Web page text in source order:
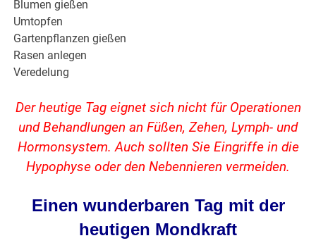
Blumen gießen
Umtopfen
Gartenpflanzen gießen
Rasen anlegen
Veredelung
Der heutige Tag eignet sich nicht für Operationen
und Behandlungen an Füßen, Zehen, Lymph- und
Hormonsystem. Auch sollten Sie Eingriffe in die
Hypophyse oder den Nebennieren vermeiden.
Einen wunderbaren Tag mit der
heutigen Mondkraft